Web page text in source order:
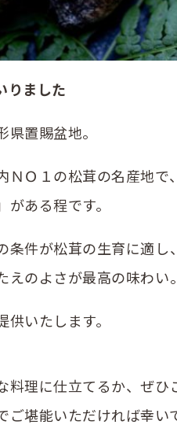
りました
置賜盆地。
ＮＯ１の松茸の名産地
ある程です。
条件が松茸の生育に適
のよさが最高の味わい。
いたします。
理に仕立てるか、ぜひ
堪能いただければ幸い